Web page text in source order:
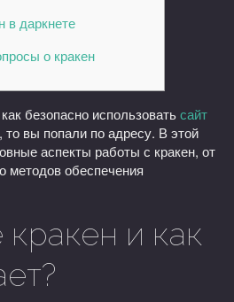
в даркнете
о кракен
безопасно использоватьсайт
то вы попали по адресу. В этой
аспекты работы с кракен, от
методов обеспечения
кракен и как